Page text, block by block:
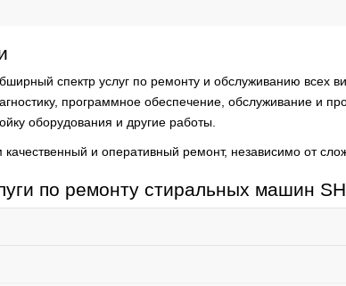
спектр услуг по ремонту и обслуживанию всех
программное обеспечение, обслуживание и
оборудования и другие работы.
и оперативный ремонт, независимо от
по ремонту стиральных машин